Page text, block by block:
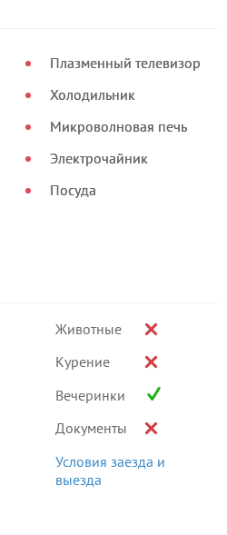
Плазменный телевизор
Холодильник
Микроволновая печь
Электрочайник
Посуда
Животные
Курение
Вечеринки
Документы
Условия заезда и
выезда